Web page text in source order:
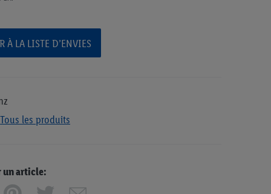
À LA LISTE D’ENVIES
Tous les produits
un article: